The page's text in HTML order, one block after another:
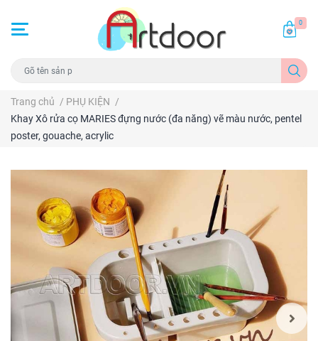
0
Trang chủ / PHỤ KIỆN /
Khay Xô rửa cọ MARIES đựng nước (đa năng) vẽ màu nước, pentel
poster, gouache, acrylic